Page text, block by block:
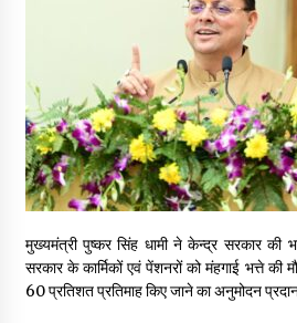
May 16, 2022
Thought Of The Day 14
May 14, 2022
Thought Of The Day
May 13, 2022
Thought Of The Day
मुख्यमंत्री पुष्कर सिंह धामी ने केन्द्र सरकार की
सरकार के कार्मिकों एवं पेंशनरों को मंहगाई भत्ते
60 प्रतिशत प्रतिमाह किए जाने का अनुमोदन